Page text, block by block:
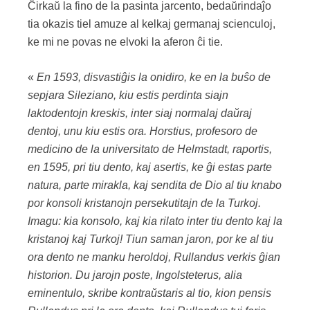
Ĉirkaŭ la fino de la pasinta jarcento, bedaŭrindaĵo
tia okazis tiel amuze al kelkaj germanaj scienculoj,
ke mi ne povas ne elvoki la aferon ĉi tie.
« En 1593, disvastiĝis la onidiro, ke en la buŝo de
sepjara Sileziano, kiu estis perdinta siajn
laktodentojn kreskis, inter siaj normalaj daŭraj
dentoj, unu kiu estis ora. Horstius, profesoro de
medicino de la universitato de Helmstadt, raportis,
en 1595, pri tiu dento, kaj asertis, ke ĝi estas parte
natura, parte mirakla, kaj sendita de Dio al tiu knabo
por konsoli kristanojn persekutitajn de la Turkoj.
Imagu: kia konsolo, kaj kia rilato inter tiu dento kaj la
kristanoj kaj Turkoj! Tiun saman jaron, por ke al tiu
ora dento ne manku heroldoj, Rullandus verkis ĝian
historion. Du jarojn poste, Ingolsteterus, alia
eminentulo, skribe kontraŭstaris al tio, kion pensis